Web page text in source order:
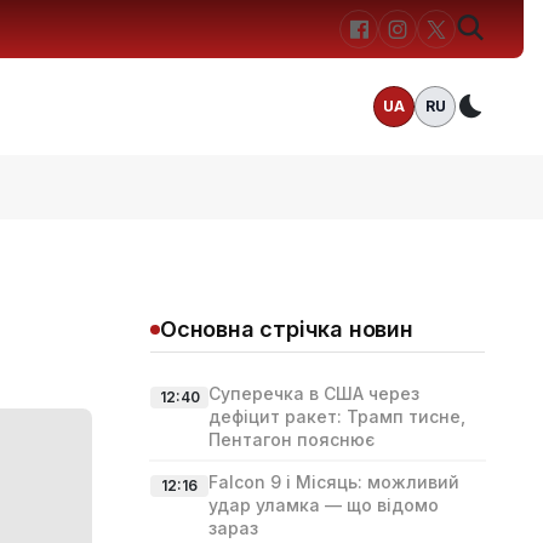
UA RU
Основна стрічка новин
12:40 Суперечка в США через
дефіцит ракет: Трамп тисне,
Пентагон пояснює
12:16
Falcon 9 і Місяць: можливий
удар уламка — що відомо
зараз